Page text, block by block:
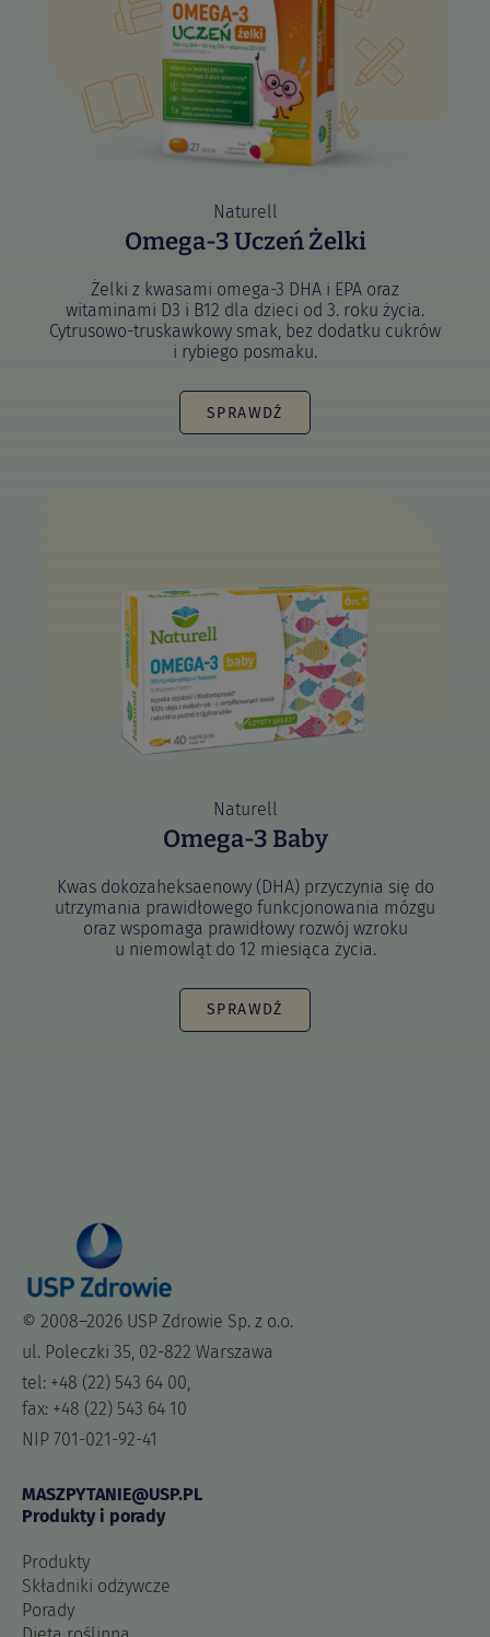
Naturell
Omega-3 Uczeń Żelki
Żelki z kwasami omega-3 DHA i EPA oraz
witaminami D3 i B12 dla dzieci od 3. roku życia.
Cytrusowo-truskawkowy smak, bez dodatku cukrów
i rybiego posmaku.
SPRAWDŹ
Naturell
Omega-3 Baby
Kwas dokozaheksaenowy (DHA) przyczynia się do
utrzymania prawidłowego funkcjonowania mózgu
oraz wspomaga prawidłowy rozwój wzroku
u niemowląt do 12 miesiąca życia.
SPRAWDŹ
© 2008–2026 USP Zdrowie Sp. z o.o.
ul. Poleczki 35, 02-822 Warszawa
tel: +48 (22) 543 64 00,
fax: +48 (22) 543 64 10
NIP 701-021-92-41
MASZPYTANIE@USP.PL
Produkty i porady
Produkty
Składniki odżywcze
Porady